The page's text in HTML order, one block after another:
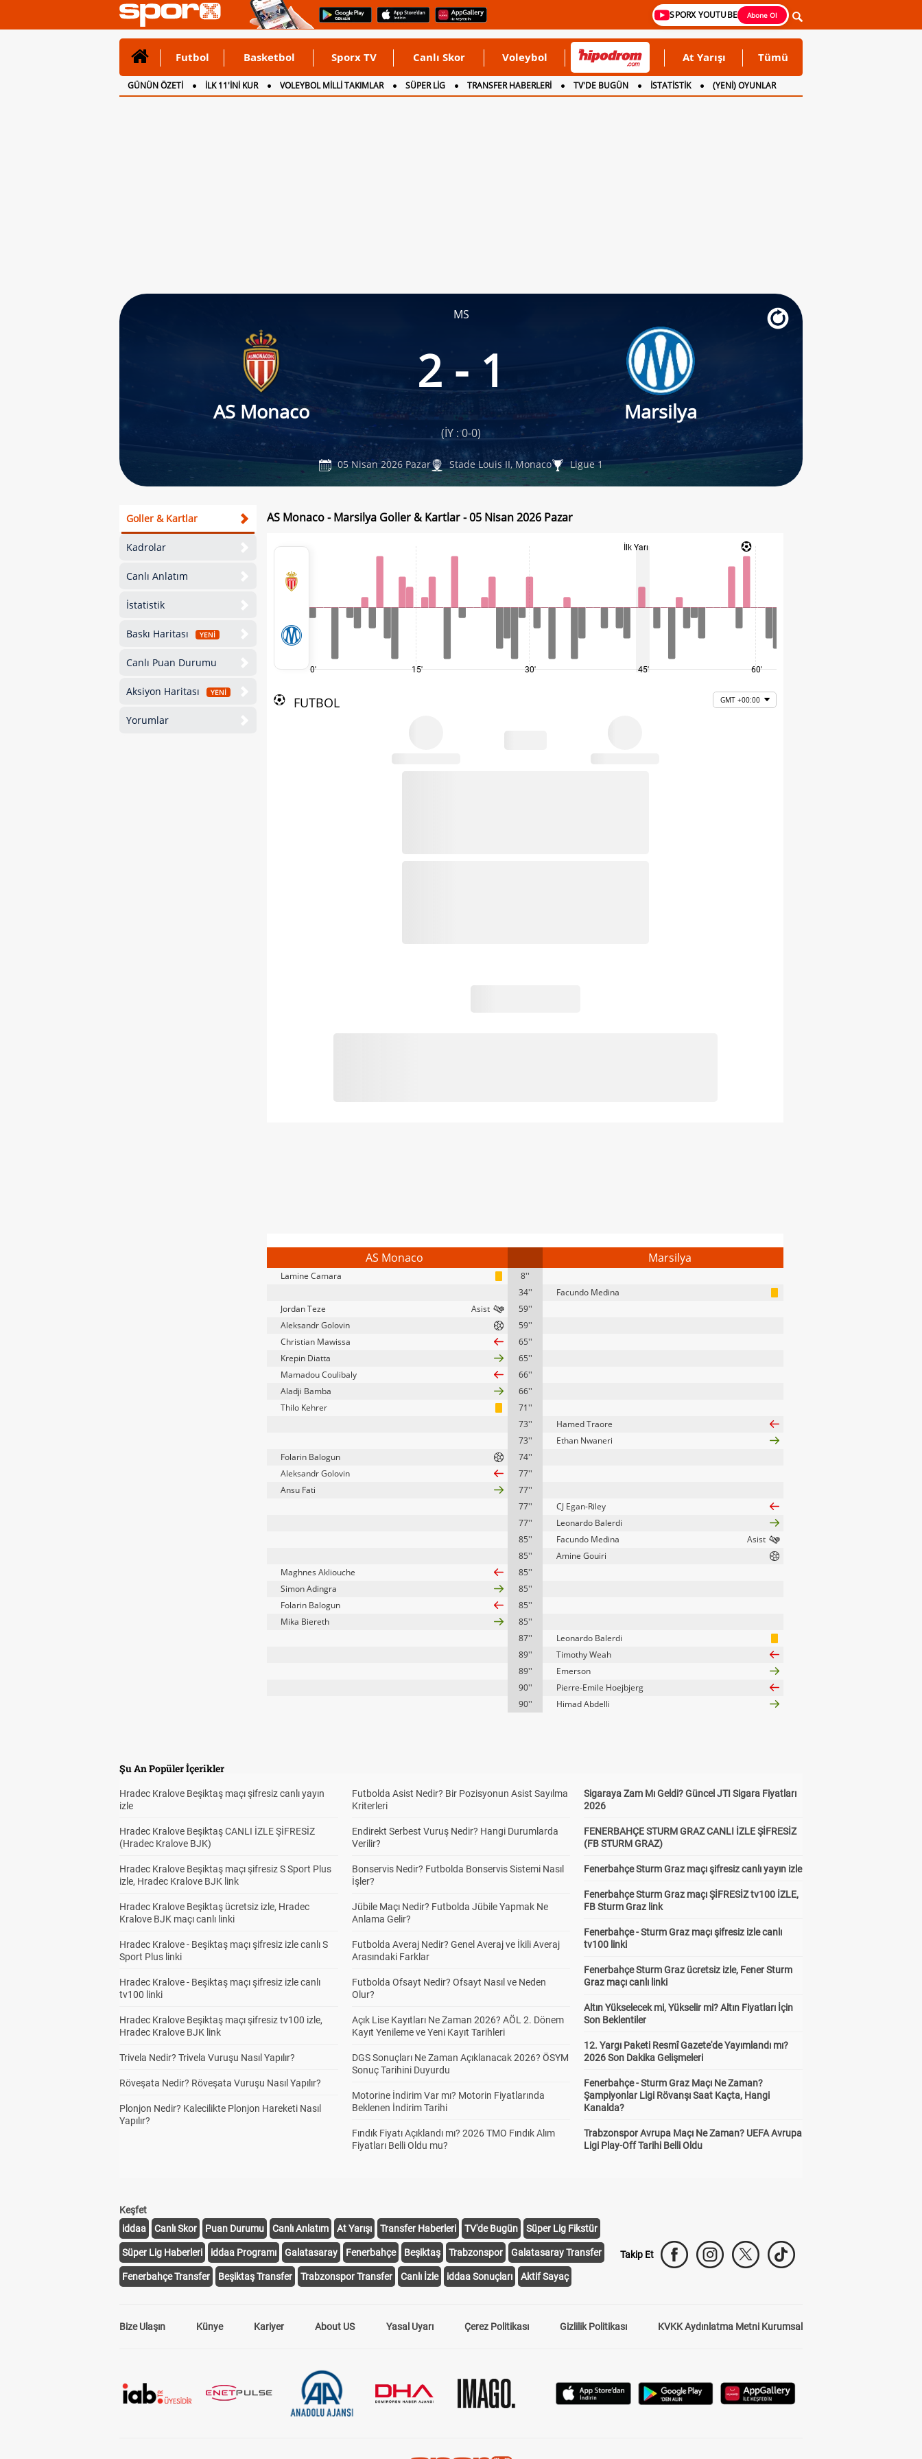
SPORX YOUTUBE Abone Ol
Futbol Basketbol Sporx TV Canlı Skor Voleybol At Yarışı Tümü
GÜNÜN ÖZETİ İLK 11'İNİ KUR VOLEYBOL MİLLİ TAKIMLAR SÜPER LİG TRANSFER HABERLERİ TV'DE BUGÜN İSTATİSTİK
(YENİ) OYUNLAR
CANLI ANLATIM
İNGİLTERE
MS
AS Monaco
2 - 1
Marsilya
(İY : 0-0)
05 Nisan 2026 Pazar Stade Louis II, Monaco Ligue 1
Goller & Kartlar
Kadrolar
Canlı Anlatım
İstatistik
Baskı Haritası YENİ
Canlı Puan Durumu
Aksiyon Haritası YENİ
Yorumlar
AS Monaco - Marsilya Goller & Kartlar - 05 Nisan 2026 Pazar
0' 15' 30'
İlk Yarı
45' 60'
FUTBOL GMT +00:00
AS Monaco Marsilya
Lamine Camara
8''
34''
Facundo Medina
Jordan Teze
59''
Aleksandr Golovin
59''
Christian Mawissa
65''
Krepin Diatta
65''
Mamadou Coulibaly
66''
Aladji Bamba
66''
Thilo Kehrer
71''
73''
Hamed Traore
73''
Ethan Nwaneri
Folarin Balogun
74''
Aleksandr Golovin
77''
Ansu Fati
77''
77''
CJ Egan-Riley
77''
Leonardo Balerdi
85''
Facundo Medina
85''
Amine Gouiri
Maghnes Akliouche
85''
Simon Adingra
85''
Folarin Balogun
85''
Mika Biereth
85''
87''
Leonardo Balerdi
89''
Timothy Weah
89''
Emerson
90''
Pierre-Emile Hoejbjerg
90''
Himad Abdelli
Şu An Popüler İçerikler
Hradec Kralove Beşiktaş maçı şifresiz canlı yayın
izle
Hradec Kralove Beşiktaş CANLI İZLE ŞİFRESİZ
(Hradec Kralove BJK)
Hradec Kralove Beşiktaş maçı şifresiz S Sport Plus
izle, Hradec Kralove BJK link
Hradec Kralove Beşiktaş ücretsiz izle, Hradec
Kralove BJK maçı canlı linki
Hradec Kralove - Beşiktaş maçı şifresiz izle canlı S
Sport Plus linki
Hradec Kralove - Beşiktaş maçı şifresiz izle canlı
tv100 linki
Hradec Kralove Beşiktaş maçı şifresiz tv100 izle,
Hradec Kralove BJK link
Trivela Nedir? Trivela Vuruşu Nasıl Yapılır?
Röveşata Nedir? Röveşata Vuruşu Nasıl Yapılır?
Plonjon Nedir? Kalecilikte Plonjon Hareketi Nasıl
Yapılır?
Futbolda Asist Nedir? Bir Pozisyonun Asist Sayılma
Kriterleri
Endirekt Serbest Vuruş Nedir? Hangi Durumlarda
Verilir?
Bonservis Nedir? Futbolda Bonservis Sistemi Nasıl
İşler?
Jübile Maçı Nedir? Futbolda Jübile Yapmak Ne
Anlama Gelir?
Futbolda Averaj Nedir? Genel Averaj ve İkili Averaj
Arasındaki Farklar
Futbolda Ofsayt Nedir? Ofsayt Nasıl ve Neden
Olur?
Açık Lise Kayıtları Ne Zaman 2026? AÖL 2. Dönem
Kayıt Yenileme ve Yeni Kayıt Tarihleri
DGS Sonuçları Ne Zaman Açıklanacak 2026? ÖSYM
Sonuç Tarihini Duyurdu
Motorine İndirim Var mı? Motorin Fiyatlarında
Beklenen İndirim Tarihi
Fındık Fiyatı Açıklandı mı? 2026 TMO Fındık Alım
Fiyatları Belli Oldu mu?
Sigaraya Zam Mı Geldi? Güncel JTI Sigara Fiyatları
2026
FENERBAHÇE STURM GRAZ CANLI İZLE ŞİFRESİZ
(FB STURM GRAZ)
Fenerbahçe Sturm Graz maçı şifresiz canlı yayın izle
Fenerbahçe Sturm Graz maçı ŞİFRESİZ tv100 İZLE,
FB Sturm Graz link
Fenerbahçe - Sturm Graz maçı şifresiz izle canlı
tv100 linki
Fenerbahçe Sturm Graz ücretsiz izle, Fener Sturm
Graz maçı canlı linki
Altın Yükselecek mi, Yükselir mi? Altın Fiyatları İçin
Son Beklentiler
12. Yargı Paketi Resmî Gazete'de Yayımlandı mı?
2026 Son Dakika Gelişmeleri
Fenerbahçe - Sturm Graz Maçı Ne Zaman?
Şampiyonlar Ligi Rövanşı Saat Kaçta, Hangi
Kanalda?
Trabzonspor Avrupa Maçı Ne Zaman? UEFA Avrupa
Ligi Play-Off Tarihi Belli Oldu
Keşfet
iddaa
Canlı Skor Puan Durumu Canlı Anlatım At Yarışı Transfer Haberleri TV'de Bugün Süper Lig Fikstür
Süper Lig Haberleri iddaa Programı Galatasaray Fenerbahçe Beşiktaş Trabzonspor Galatasaray Transfer
Fenerbahçe Transfer Beşiktaş Transfer Trabzonspor Transfer Canlı İzle iddaa Sonuçları Aktif Sayaç
Takip Et
Bize Ulaşın Künye Kariyer About US Yasal Uyarı Çerez Politikası Gizlilik Politikası KVKK Aydınlatma Metni Kurumsal